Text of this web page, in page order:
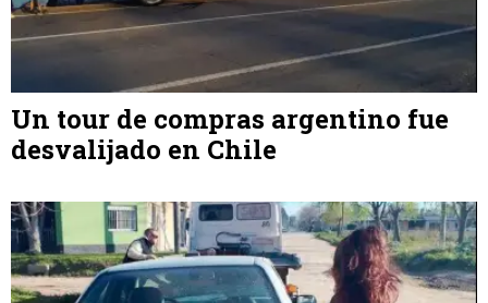
Un tour de compras argentino fue
desvalijado en Chile